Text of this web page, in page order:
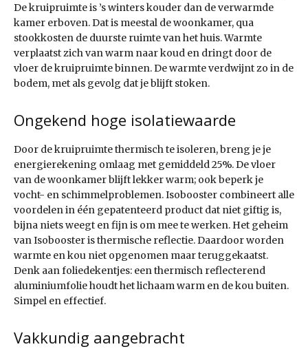
De kruipruimte is ’s winters kouder dan de verwarmde
kamer erboven. Dat is meestal de woonkamer, qua
stookkosten de duurste ruimte van het huis. Warmte
verplaatst zich van warm naar koud en dringt door de
vloer de kruipruimte binnen. De warmte verdwijnt zo in de
bodem, met als gevolg dat je blijft stoken.
Ongekend hoge isolatiewaarde
Door de kruipruimte thermisch te isoleren, breng je je
energierekening omlaag met gemiddeld 25%. De vloer
van de woonkamer blijft lekker warm; ook beperk je
vocht- en schimmelproblemen. Isobooster combineert alle
voordelen in één gepatenteerd product dat niet giftig is,
bijna niets weegt en fijn is om mee te werken. Het geheim
van Isobooster is thermische reflectie. Daardoor worden
warmte en kou niet opgenomen maar teruggekaatst.
Denk aan foliedekentjes: een thermisch reflecterend
aluminiumfolie houdt het lichaam warm en de kou buiten.
Simpel en effectief.
Vakkundig aangebracht